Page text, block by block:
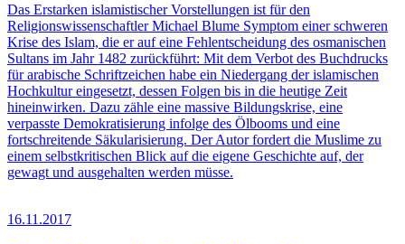
Das Erstarken islamistischer Vorstellungen ist für den
Religionswissenschaftler Michael Blume Symptom einer schweren
Krise des Islam, die er auf eine Fehlentscheidung des osmanischen
Sultans im Jahr 1482 zurückführt: Mit dem Verbot des Buchdrucks
für arabische Schriftzeichen habe ein Niedergang der islamischen
Hochkultur eingesetzt, dessen Folgen bis in die heutige Zeit
hineinwirken. Dazu zähle eine massive Bildungskrise, eine
verpasste Demokratisierung infolge des Ölbooms und eine
fortschreitende Säkularisierung. Der Autor fordert die Muslime zu
einem selbstkritischen Blick auf die eigene Geschichte auf, der
gewagt und ausgehalten werden müsse.
16.11.2017